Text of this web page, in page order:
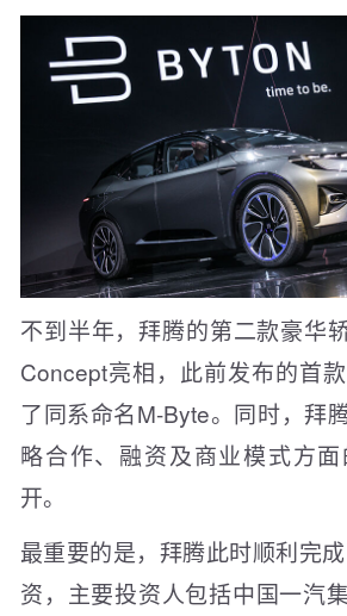
不到半年，拜腾的第二款豪华
Concept亮相，此前发布的首
了同系命名M-Byte。同时，拜
略合作、融资及商业模式方
开。
最重要的是，拜腾此时顺利完
资，主要投资人包括中国一汽